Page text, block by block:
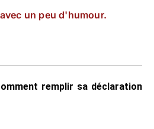
un peu d'humour.
remplir sa déclaration